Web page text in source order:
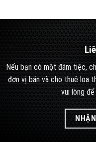
Nếu bạn có một đám tiệc,
đơn vị bán và cho thuê loa
vui lòng